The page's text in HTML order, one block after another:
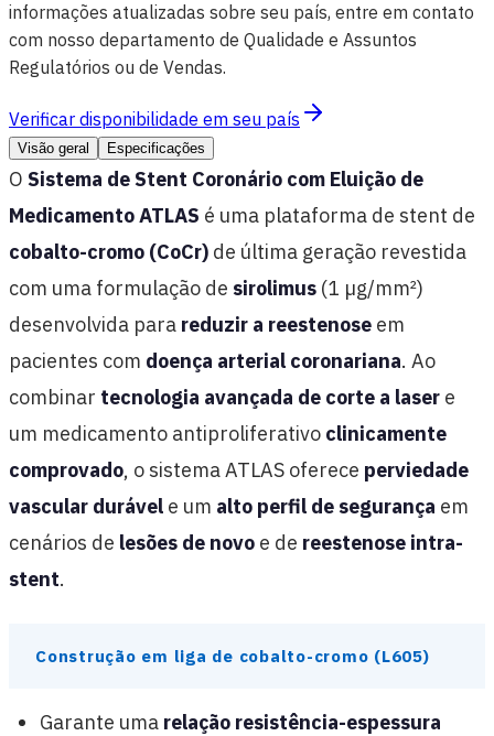
informações atualizadas sobre seu país, entre em contato
com nosso departamento de Qualidade e Assuntos
Regulatórios ou de Vendas.
Verificar disponibilidade em seu país
Visão geral Especificações
O Sistema de Stent Coronário com Eluição de
Medicamento ATLAS é uma plataforma de stent de
cobalto-cromo (CoCr) de última geração revestida
com uma formulação de sirolimus (1 µg/mm²)
desenvolvida para reduzir a reestenose em
pacientes com doença arterial coronariana. Ao
combinar tecnologia avançada de corte a laser e
um medicamento antiproliferativo clinicamente
comprovado, o sistema ATLAS oferece perviedade
vascular durável e um alto perfil de segurança em
cenários de lesões de novo e de reestenose intra-
stent.
Construção em liga de cobalto-cromo (L605)
Garante uma relação resistência-espessura